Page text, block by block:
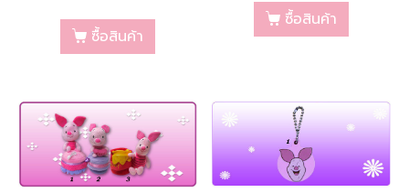
ซื้อสินค้า
ซื้อสินค้า